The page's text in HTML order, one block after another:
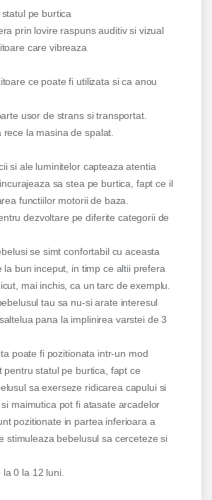
pe burtica
prin lovire raspuns auditiv si vizual
care vibreaza
ce poate fi utilizata si ca anou
usor de strans si transportat.
rece la masina de spalat.
si ale luminitelor capteaza atentia
sa stea pe burtica, fapt ce il
functiilor motorii de baza.
dezvoltare pe diferite categorii de
se simt confortabil cu aceasta
la bun inceput, in timp ce altii prefera
mai inchis, ca un tarc de exemplu.
tau sa nu-si arate interesul
pana la implinirea varstei de 3
poate fi pozitionata intr-un mod
pentru statul pe burtica, fapt ce
sa exerseze ridicarea capului si
maimutica pot fi atasate arcadelor
pozitionate in partea inferioara a
stimuleaza bebelusul sa cerceteze si
0 la 12 luni.